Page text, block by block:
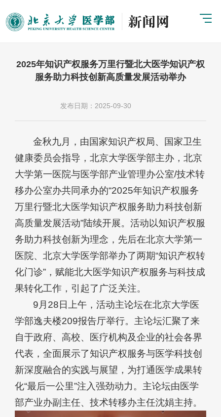
2025年知识产权服务万里行暨北大医学知识产权
服务助力科技创新高质量发展活动举办
发布日期：2025-09-30
金秋九月，由国家知识产权局、国家卫生
健康委员会指导，北京大学医学部主办，北京
大学第一医院与医学部产业管理办公室/技术转
移办公室办共同承办的“2025年知识产权服务
万里行暨北大医学知识产权服务助力科技创新
高质量发展活动”陆续开展。活动以知识产权服
务助力科技创新为理念，先后在北京大学第一
医院、北京大学医学部举办了两期“知识产权转
化门诊”，赋能北大医学知识产权服务与科技成
果转化工作，引起了广泛关注。
9月28日上午，活动主论坛在北京大学医
学部逸夫楼209报告厅举行。主论坛汇聚了来
自于政府、高校、医疗机构及企业的社会各界
代表，全面展示了知识产权服务与医学科技创
新深度融合的实践与展望，为打通医学成果转
化“最后一公里”注入强劲动力。主论坛由医学
部产业办副主任、技术转移办主任沈娟主持。